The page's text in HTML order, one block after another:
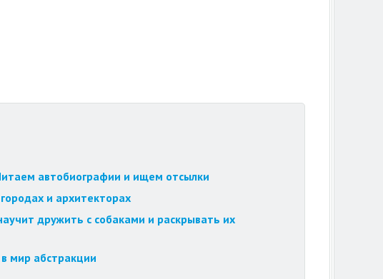
автобиографии и ищем отсылки
и архитекторах
дружить с собаками и раскрывать их
мир абстракции